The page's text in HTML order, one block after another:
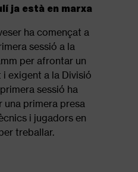
ja està en marxa
ha començat a
sessió a la
per afrontar un
i exigent a la Divisió
sessió ha
una primera presa
i jugadors en
treballar.